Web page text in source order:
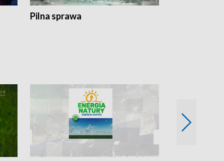
Pilna sprawa